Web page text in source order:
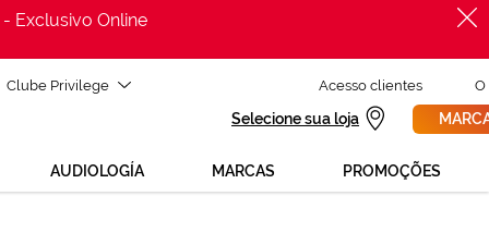
Exclusivo Online
Clube Privilege Acesso clientes O
Selecione sua loja
AUDIOLOGÍA MARCAS PROMOÇÕES